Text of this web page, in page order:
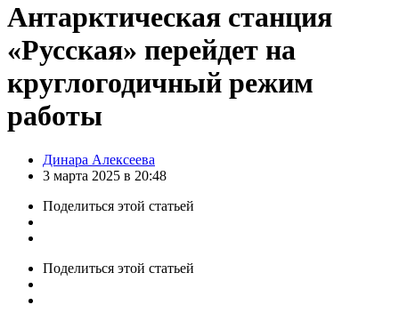
Антарктическая станция
«Русская» перейдет на
круглогодичный режим
работы
Posted
by
Динара Алексеева
3 марта 2025 в 20:48
Поделиться этой статьей
Поделиться этой статьей